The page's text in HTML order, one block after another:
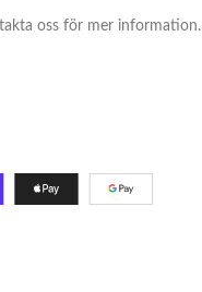
oss för mer information.